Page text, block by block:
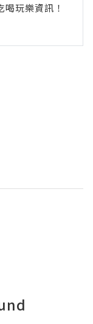
玩樂資訊！